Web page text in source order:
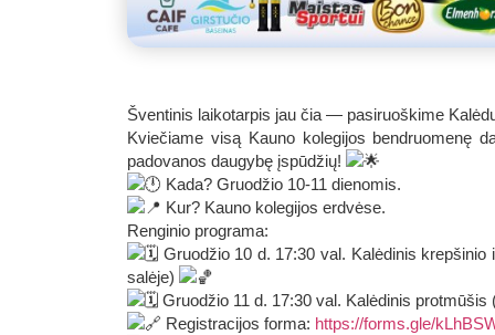
Šventinis laikotarpis jau čia — pasiruoškime
Kviečiame visą Kauno kolegijos bendruomenę
padovanos daugybę įspūdžių!
Kada? Gruodžio 10-11 dienomis.
Kur? Kauno kolegijos erdvėse.
Renginio programa:
Gruodžio 10 d. 17:30 val. Kalėdinis
salėje)
Gruodžio 11 d. 17:30 val. Kalėdinis
Registracijos forma: https://forms.gle/